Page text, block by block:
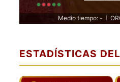
Medio tiempo: -
ESTADÍSTICAS